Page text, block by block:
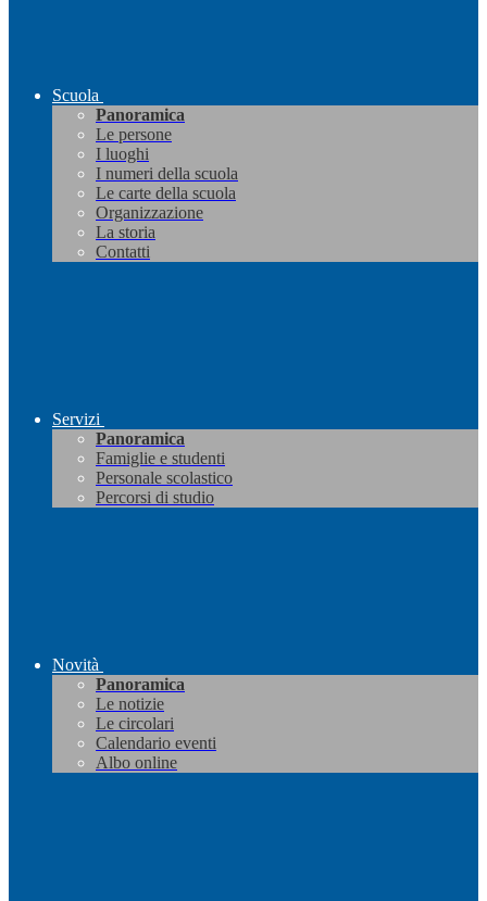
Scuola
Panoramica
Le persone
I luoghi
I numeri della scuola
Le carte della scuola
Organizzazione
La storia
Contatti
Servizi
Panoramica
Famiglie e studenti
Personale scolastico
Percorsi di studio
Novità
Panoramica
Le notizie
Le circolari
Calendario eventi
Albo online